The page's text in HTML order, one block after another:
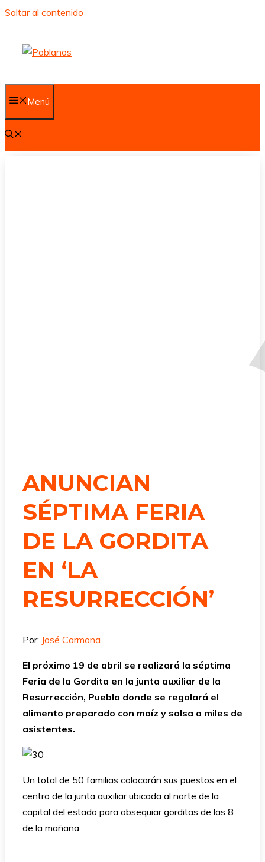
Saltar al contenido
Menú
ANUNCIAN
SÉPTIMA FERIA
DE LA GORDITA
EN ‘LA
RESURRECCIÓN’
Por: José Carmona
El próximo 19 de abril se realizará la séptima
Feria de la Gordita en la junta auxiliar de la
Resurrección, Puebla donde se regalará el
alimento preparado con maíz y salsa a miles de
asistentes.
Un total de 50 familias colocarán sus puestos en el
centro de la junta auxiliar ubicada al norte de la
capital del estado para obsequiar gorditas de las 8
de la mañana.